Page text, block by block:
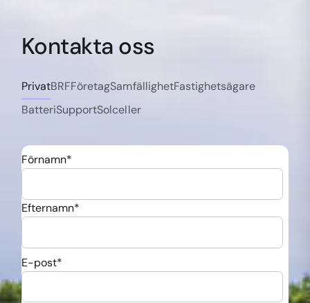
Kontakta oss
PrivatBRFFöretagSamfällighetFastighetsägare
BatteriSupportSolceller
Förnamn*
Efternamn*
E-post*